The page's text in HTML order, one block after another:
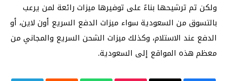
ولكن تم ترشيحها بناءً على توفيرها ميزات رائعة لمن يرعب
بالتسوق من السعودية سواء ميزات الدفع السريع أون لاين، أو
الدفع عند الاستلام، وكذلك ميزات الشحن السريع والمجاني من
معظم هذه المواقع إلى السعودية.